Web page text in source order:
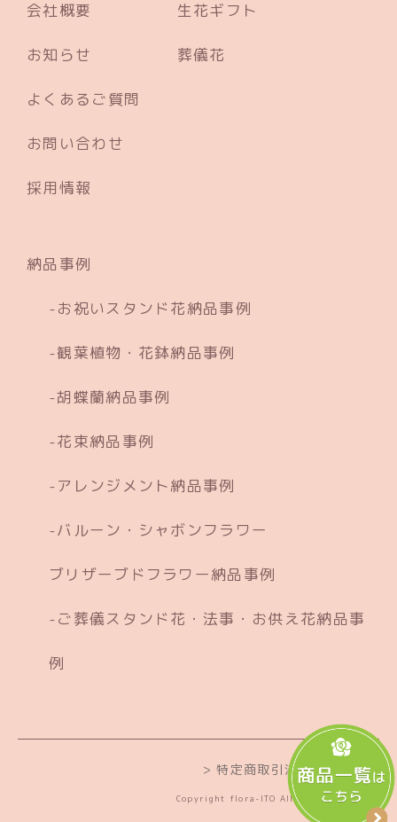
会社概要
お知らせ
よくあるご質問
お問い合わせ
採用情報
生花ギフト
葬儀花
納品事例
お祝いスタンド花納品事例
観葉植物・花鉢納品事例
胡蝶蘭納品事例
花束納品事例
アレンジメント納品事例
バルーン・シャボンフラワー
ブリザーブドフラワー納品事例
ご葬儀スタンド花・法事・お供え花納品事
例
> 特定商取引法に基づく表記
Copyright flora-ITO All Rights Reserved.